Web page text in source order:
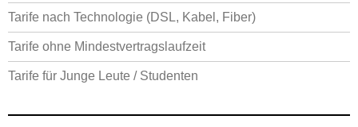
Tarife nach Technologie (DSL, Kabel, Fiber)
Tarife ohne Mindestvertragslaufzeit
Tarife für Junge Leute / Studenten